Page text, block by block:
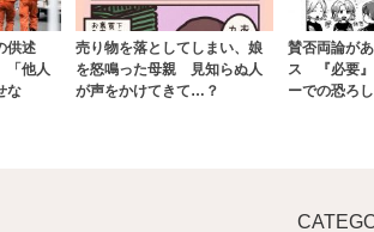
供述
「他人
な
売り物を落としてしまい、娘
を怒鳴った母親 見知らぬ人
が声をかけてきて…？
賛否両論が
ス 『必要』
ーでの恐ろ